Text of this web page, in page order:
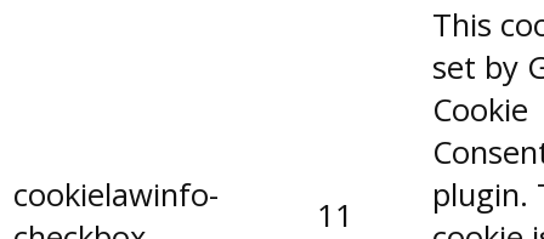
cookielawinfo-
11
This
set by
Cookie
plugin.